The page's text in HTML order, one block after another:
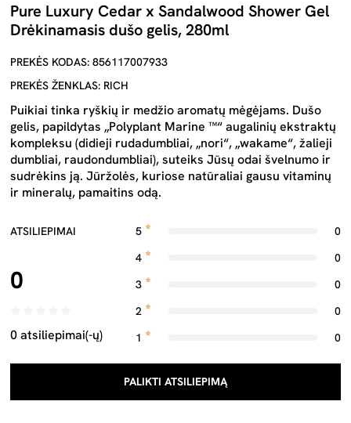
Pure Luxury Cedar x Sandalwood Shower Gel
Drėkinamasis dušo gelis, 280ml
PREKĖS KODAS: 856117007933
PREKĖS ŽENKLAS: RICH
Puikiai tinka ryškių ir medžio aromatų mėgėjams. Dušo
gelis, papildytas „Polyplant Marine ™“ augalinių ekstraktų
kompleksu (didieji rudadumbliai, „nori“, „wakame“, žalieji
dumbliai, raudondumbliai), suteiks Jūsų odai švelnumo ir
sudrėkins ją. Jūržolės, kuriose natūraliai gausu vitaminų
ir mineralų, pamaitins odą.
ATSILIEPIMAI
0
0 atsiliepimai(-ų)
5
0
4
0
3
0
2
0
1
0
PALIKTI ATSILIEPIMĄ